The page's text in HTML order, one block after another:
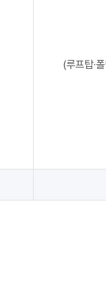
(루프탑·